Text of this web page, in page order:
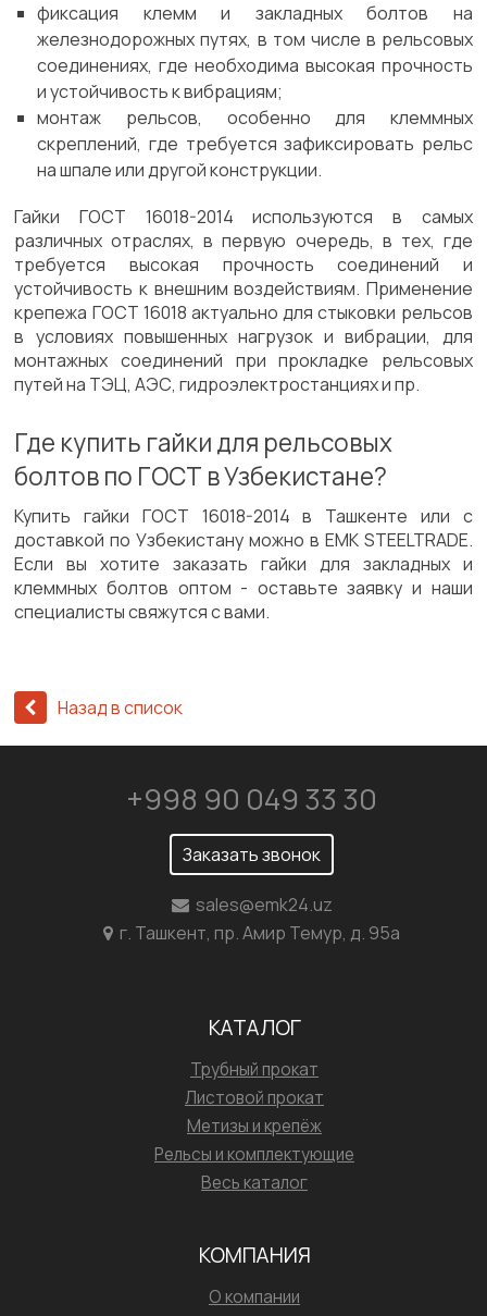
фиксация клемм и закладных болтов на
железнодорожных путях, в том числе в рельсовых
соединениях, где необходима высокая прочность
и устойчивость к вибрациям;
монтаж рельсов, особенно для клеммных
скреплений, где требуется зафиксировать рельс
на шпале или другой конструкции.
Гайки ГОСТ 16018-2014 используются в самых
различных отраслях, в первую очередь, в тех, где
требуется высокая прочность соединений и
устойчивость к внешним воздействиям. Применение
крепежа ГОСТ 16018 актуально для стыковки рельсов
в условиях повышенных нагрузок и вибрации, для
монтажных соединений при прокладке рельсовых
путей на ТЭЦ, АЭС, гидроэлектростанциях и пр.
Где купить гайки для рельсовых
болтов по ГОСТ в Узбекистане?
Купить гайки ГОСТ 16018-2014 в Ташкенте или с
доставкой по Узбекистану можно в EMK STEELTRADE.
Если вы хотите заказать гайки для закладных и
клеммных болтов оптом - оставьте заявку и наши
специалисты свяжутся с вами.
Назад в список
+998 90 049 33 30
Заказать звонок
sales@emk24.uz
г. Ташкент, пр. Амир Темур, д. 95а
КАТАЛОГ
Трубный прокат
Листовой прокат
Метизы и крепёж
Рельсы и комплектующие
Весь каталог
КОМПАНИЯ
О компании